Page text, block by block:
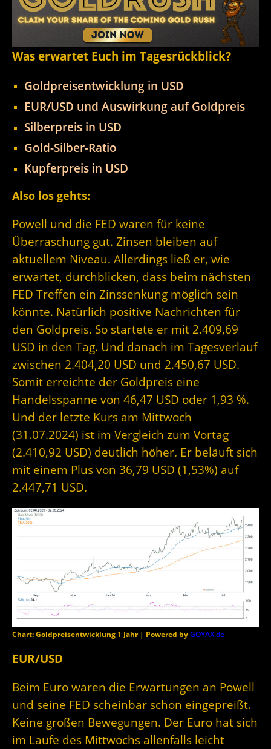
Was erwartet Euch im Tagesrückblick?
Goldpreisentwicklung in USD
EUR/USD und Auswirkung auf Goldpreis
Silberpreis in USD
Gold-Silber-Ratio
Kupferpreis in USD
Also los gehts:
Powell und die FED waren für keine
Überraschung gut. Zinsen bleiben auf
aktuellem Niveau. Allerdings ließ er, wie
erwartet, durchblicken, dass beim nächsten
FED Treffen ein Zinssenkung möglich sein
könnte. Natürlich positive Nachrichten für
den Goldpreis. So startete er mit 2.409,69
USD in den Tag. Und danach im Tagesverlauf
zwischen 2.404,20 USD und 2.450,67 USD.
Somit erreichte der Goldpreis eine
Handelsspanne von 46,47 USD oder 1,93 %.
Und der letzte Kurs am Mittwoch
(31.07.2024) ist im Vergleich zum Vortag
(2.410,92 USD) deutlich höher. Er beläuft sich
mit einem Plus von 36,79 USD (1,53%) auf
2.447,71 USD.
Chart: Goldpreisentwicklung 1 Jahr | Powered byGOYAX.de
EUR/USD
Beim Euro waren die Erwartungen an Powell
und seine FED scheinbar schon eingepreißt.
Keine großen Bewegungen. Der Euro hat sich
im Laufe des Mittwochs allenfalls leicht